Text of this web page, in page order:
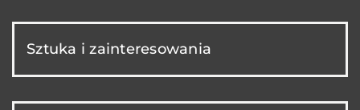
Sztuka i zainteresowania